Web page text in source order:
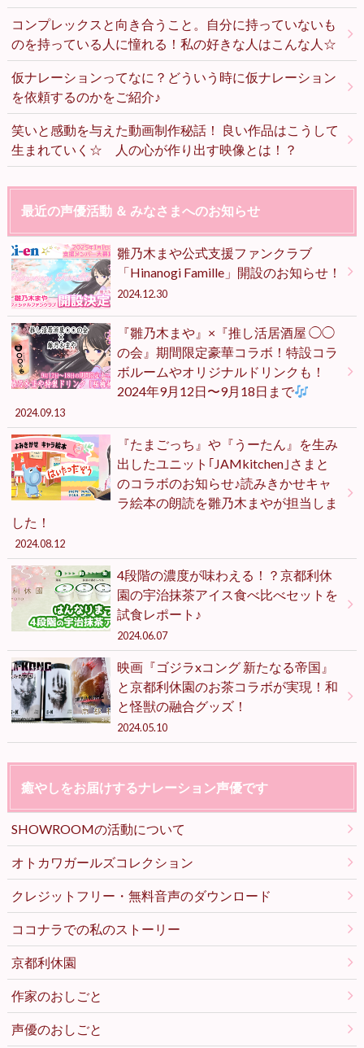
コンプレックスと向き合うこと。自分に持っていないも
のを持っている人に憧れる！私の好きな人はこんな人☆
仮ナレーションってなに？どういう時に仮ナレーション
を依頼するのかをご紹介♪
笑いと感動を与えた動画制作秘話！ 良い作品はこうして
生まれていく☆ 人の心が作り出す映像とは！？
最近の声優活動 ＆ みなさまへのお知らせ
雛乃木まや公式支援ファンクラブ
「Hinanogi Famille」開設のお知らせ！
2024.12.30
『雛乃木まや』×『推し活居酒屋 ◯◯
の会』期間限定豪華コラボ！特設コラ
ボルームやオリジナルドリンクも！
2024年9月12日〜9月18日まで
2024.09.13
『たまごっち』や『うーたん』を生み
出したユニット｢JAMkitchen｣さまと
のコラボのお知らせ♪読みきかせキャ
ラ絵本の朗読を雛乃木まやが担当しま
した！
2024.08.12
4段階の濃度が味わえる！？京都利休
園の宇治抹茶アイス食べ比べセットを
試食レポート♪
2024.06.07
映画『ゴジラxコング 新たなる帝国』
と京都利休園のお茶コラボが実現！和
と怪獣の融合グッズ！
2024.05.10
癒やしをお届けするナレーション声優です
SHOWROOMの活動について
オトカワガールズコレクション
クレジットフリー・無料音声のダウンロード
ココナラでの私のストーリー
京都利休園
作家のおしごと
声優のおしごと